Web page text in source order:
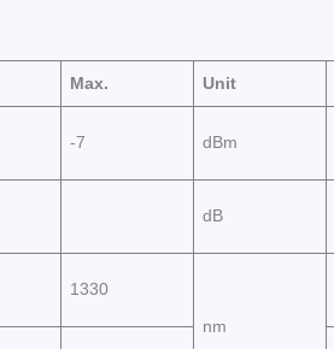
Max. Unit
-7 dBm
dB
1330
nm